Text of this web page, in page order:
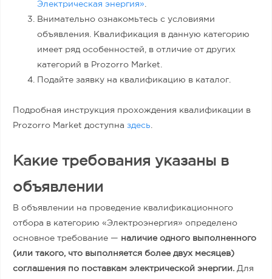
Электрическая энергия»
Внимательно ознакомьтесь с условиями
объявления. Квалификация в данную категорию
имеет ряд особенностей, в отличие от других
категорий в Prozorro Market.
Подайте заявку на квалификацию в каталог.
Подробная инструкция прохождения квалификации в
Prozorro Market доступна здесь
Какие требования указаны в
объявлении
В объявлении на проведение квалификационного
отбора в категорию «Электроэнергия» определено
основное требование — наличие одного выполненного
(или такого, что выполняется более двух месяцев)
соглашения по поставкам электрической энергии. Для